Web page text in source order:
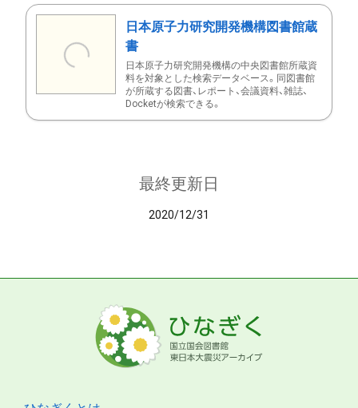
日本原子力研究開発機構図書館蔵
書
日本原子力研究開発機構の中央図書館所蔵資
料を対象とした検索データベース。同図書館
が所蔵する図書、レポート、会議資料、雑誌、
Docketが検索できる。
最終更新日
2020/12/31